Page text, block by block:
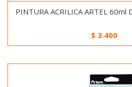
PINTURA ACRILICA ARTEL 60ml
$ 3.400